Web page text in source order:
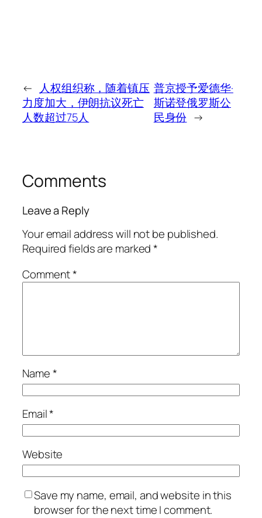
←
人权组织称，随着镇压
力度加大，伊朗抗议死亡
人数超过75人
普京授予爱德华·
斯诺登俄罗斯公
民身份 →
Comments
Leave a Reply
Your email address will not be published.
Required fields are marked*
Comment*
Name*
Email*
Website
Save my name, email, and website in this
browser for the next time I comment.